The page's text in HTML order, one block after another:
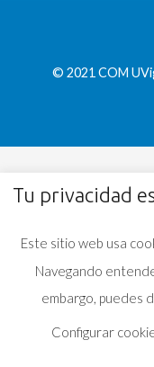
© 2021 COM
Tu privacidad
Este sitio web usa
Navegando
embargo, puedes
Configurar